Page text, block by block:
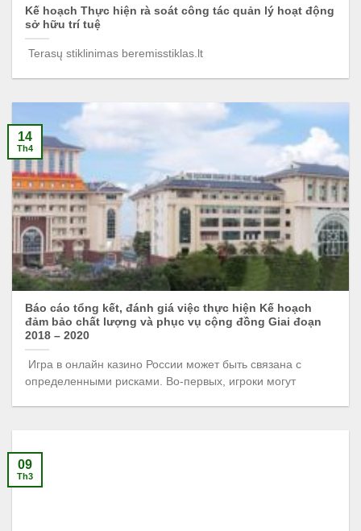
Kế hoạch Thực hiện rà soát công tác quản lý hoạt động
sở hữu trí tuệ
Terasų stiklinimas beremisstiklas.lt
Báo cáo tổng kết, đánh giá việc thực hiện Kế hoạch
đảm bảo chất lượng và phục vụ cộng đồng Giai đoạn
2018 – 2020
Игра в онлайн казино России может быть связана с
определенными рисками. Во-первых, игроки могут
14
Th4
09
Th3